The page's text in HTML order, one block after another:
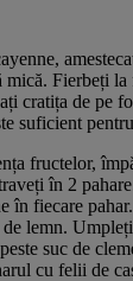
Fierbeți la
cratița de pe
suficient
fructelor,
în 2
în fiecare
lemn.
suc de
cu felii de